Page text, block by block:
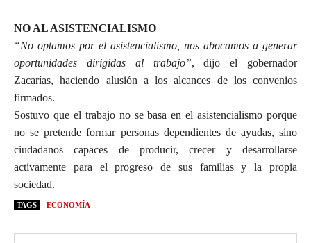
NO AL ASISTENCIALISMO
“No optamos por el asistencialismo, nos abocamos a generar
oportunidades dirigidas al trabajo”, dijo el gobernador
Zacarías, haciendo alusión a los alcances de los convenios
firmados.
Sostuvo que el trabajo no se basa en el asistencialismo porque
no se pretende formar personas dependientes de ayudas, sino
ciudadanos capaces de producir, crecer y desarrollarse
activamente para el progreso de sus familias y la propia
sociedad.
TAGS ECONOMÍA